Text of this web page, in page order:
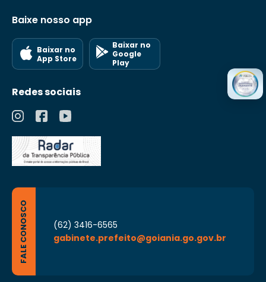
Baixe nosso app
Baixar no
App Store
Baixar no
Google
Play
Redes sociais
FALE CONOSCO
(62) 3416-6565
gabinete.prefeito@goiania.go.gov.br